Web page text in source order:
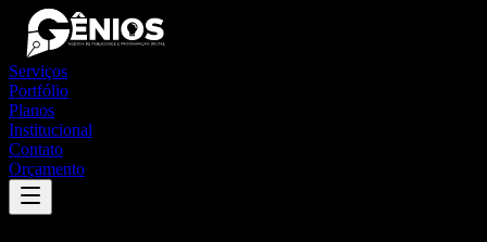
Serviços
Portfólio
Planos
Institucional
Contato
Orçamento